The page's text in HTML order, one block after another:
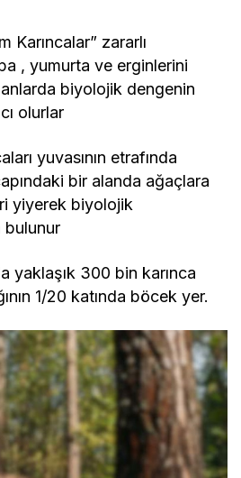
Karıncalar” zararlı
, yumurta ve erginlerini
biyolojik dengenin
olurlar
yuvasının etrafında
bir alanda ağaçlara
yiyerek biyolojik
bulunur
yaklaşık 300 bin karınca
1/20 katında böcek yer.